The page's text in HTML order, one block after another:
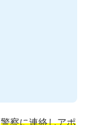
警察に連絡しアポ